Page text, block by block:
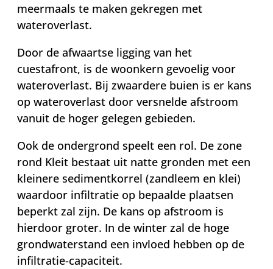
meermaals te maken gekregen met
wateroverlast.
Door de afwaartse ligging van het
cuestafront, is de woonkern gevoelig voor
wateroverlast. Bij zwaardere buien is er kans
op wateroverlast door versnelde afstroom
vanuit de hoger gelegen gebieden.
Ook de ondergrond speelt een rol. De zone
rond Kleit bestaat uit natte gronden met een
kleinere sedimentkorrel (zandleem en klei)
waardoor infiltratie op bepaalde plaatsen
beperkt zal zijn. De kans op afstroom is
hierdoor groter. In de winter zal de hoge
grondwaterstand een invloed hebben op de
infiltratie-capaciteit.